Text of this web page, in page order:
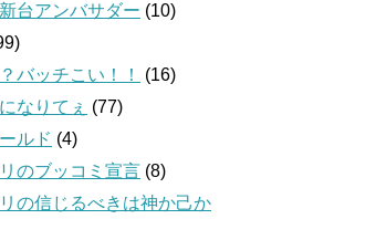
台アンバサダー (10)
バッチこい！！
(16)
なりてぇ (77)
ルド (4)
のブッコミ宣言 (8)
の信じるべきは神か己か